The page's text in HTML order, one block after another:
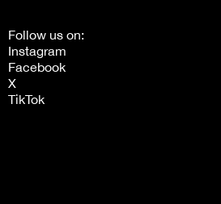
Follow us on:
Instagram
Facebook
X
TikTok